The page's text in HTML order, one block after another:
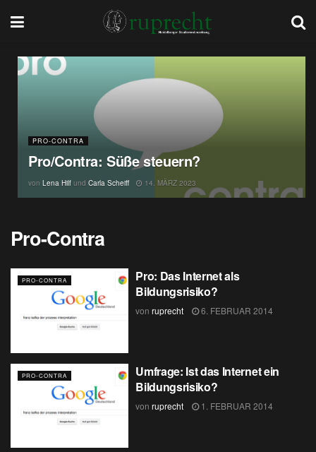
PRO-CONTRA
Pro/Contra: Süße steuern?
von Lena Hilf und Carla Scheiff 14. MÄRZ 2023
Pro-Contra
PRO-CONTRA
Pro: Das Internet als
Bildungsrisiko?
von ruprecht 6. FEBRUAR 2014
PRO-CONTRA
Umfrage: Ist das Internet ein
Bildungsrisiko?
von ruprecht 1. FEBRUAR 2014